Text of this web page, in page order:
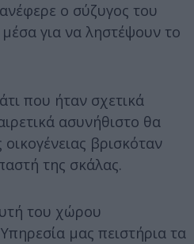
ο σύζυγος του
για να ληστέψουν το
που ήταν σχετικά
ασυνήθιστο θα
βρισκόταν
της σκάλας.
του χώρου
μας πειστήρια τα